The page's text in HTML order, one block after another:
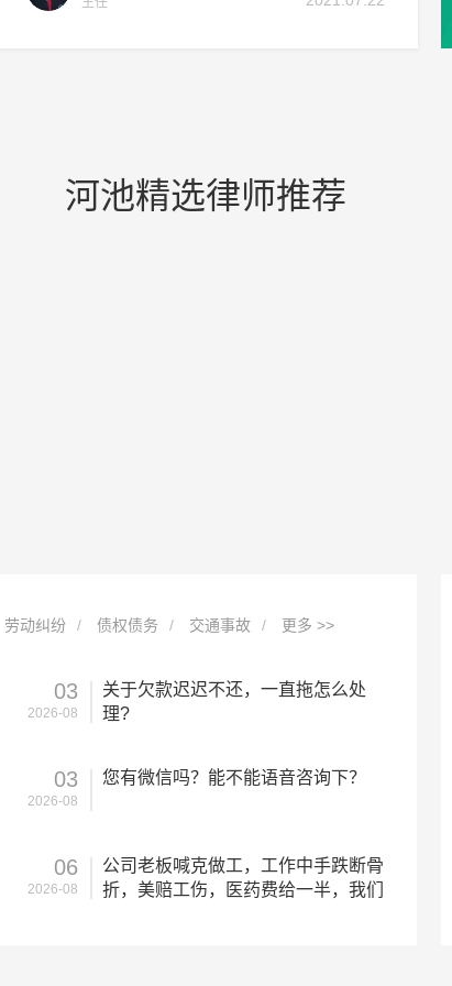
河池精选律师推荐
劳动纠纷 债权债务 交通事故 更多 >>
03
2026-08
关于欠款迟迟不还，一直拖怎么处
理?
03
2026-08
您有微信吗？能不能语音咨询下？
06
2026-08
公司老板喊克做工，工作中手跌断骨
折，美赔工伤，医药费给一半，我们
我本人和两个孩子是城镇户口（户主是我,老公是农村户口（他另外一本户口）?
女方起诉男方男方不出庭怎么办，想了解男方不出庭，法院会怎么判决？
邻居有意将摄像头对准我家这边，该怎么
2026-08-07
借微信给大家收钱6万6被判多久?
2026-08-07